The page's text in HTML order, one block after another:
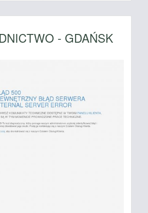
- GDAŃSK